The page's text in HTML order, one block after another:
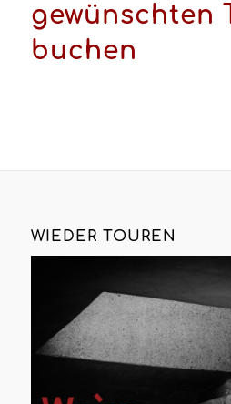
gewünschten
buchen
WIEDER TOUREN